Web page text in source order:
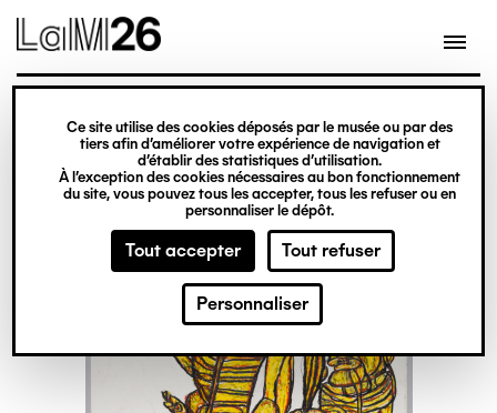
Gestion des cookies
Ce site utilise des cookies déposés par le musée ou par des
tiers afin d’améliorer votre expérience de navigation et
d’établir des statistiques d’utilisation.
À l’exception des cookies nécessaires au bon fonctionnement
du site, vous pouvez tous les accepter, tous les refuser ou en
personnaliser le dépôt.
Tout accepter Tout refuser
Personnaliser
contenu